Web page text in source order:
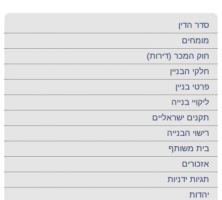
סדר הדין
מומחים
חוק המכר (דירות)
חלקי הבניין
פרטי בניין
ליקויי בנייה
תקנים ישראליים
רישוי הבנייה
בית משותף
אזכורים
תגיות ידניות
יהדות